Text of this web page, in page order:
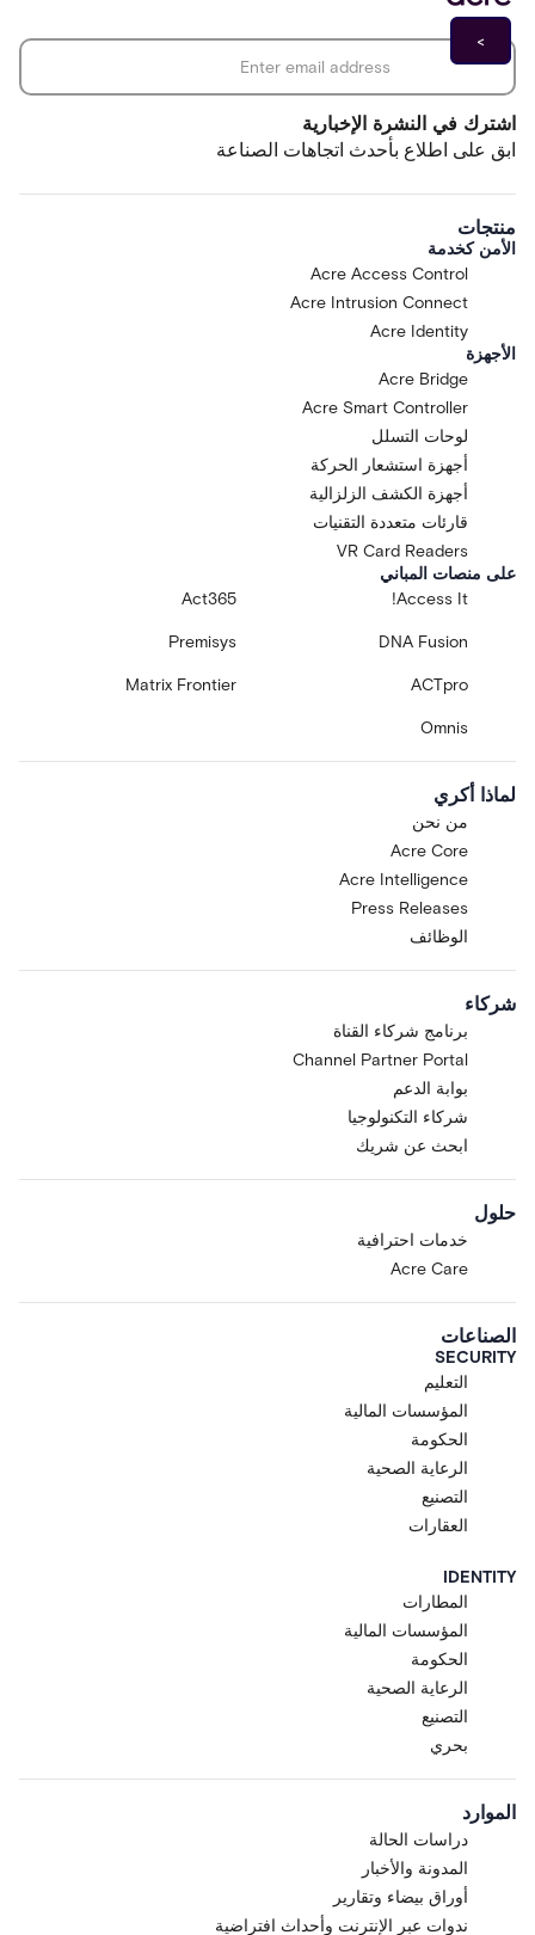
اشترك في النشرة الإخبارية
ابق على اطلاع بأحدث اتجاهات الصناعة
Email address
منتجات
الأمن كخدمة
Acre Access Control
Acre Intrusion Connect
Acre Identity
الأجهزة
Acre Bridge
Acre Smart Controller
لوحات التسلل
أجهزة استشعار الحركة
أجهزة الكشف الزلزالية
قارئات متعددة التقنيات
VR Card Readers
على منصات المباني
Access It!
Act365
DNA Fusion
Premisys
ACTpro
Matrix Frontier
Omnis
لماذا أكري
من نحن
Acre Core
Acre Intelligence
Press Releases
الوظائف
شركاء
برنامج شركاء القناة
Channel Partner Portal
بوابة الدعم
شركاء التكنولوجيا
ابحث عن شريك
حلول
خدمات احترافية
Acre Care
الصناعات
SECURITY
التعليم
المؤسسات المالية
الحكومة
الرعاية الصحية
التصنيع
العقارات
IDENTITY
المطارات
المؤسسات المالية
الحكومة
الرعاية الصحية
التصنيع
بحري
الموارد
دراسات الحالة
المدونة والأخبار
أوراق بيضاء وتقارير
ندوات عبر الإنترنت وأحداث افتراضية